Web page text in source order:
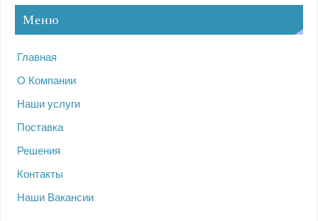
Меню
Главная
О Компании
Наши услуги
Поставка
Решения
Контакты
Наши Вакансии